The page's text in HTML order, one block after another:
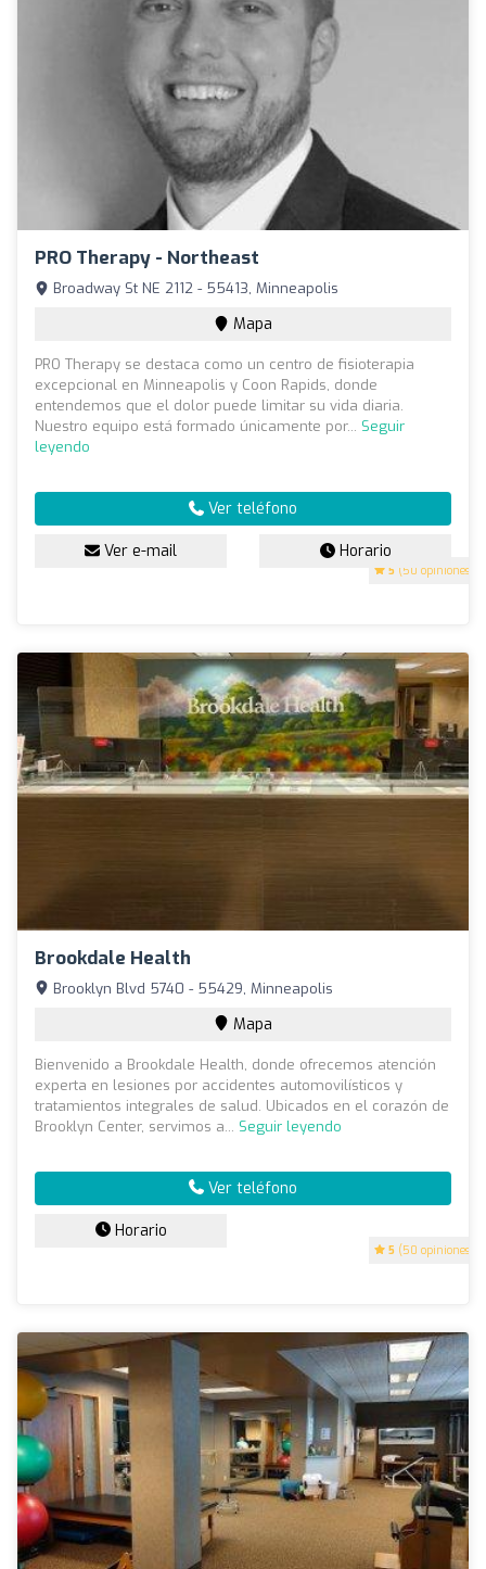
PRO Therapy - Northeast
5 (50 opiniones)
Broadway St NE 2112 - 55413, Minneapolis
Mapa
PRO Therapy se destaca como un centro de fisioterapia
excepcional en Minneapolis y Coon Rapids, donde
entendemos que el dolor puede limitar su vida diaria.
Nuestro equipo está formado únicamente por... Seguir
leyendo
Ver teléfono
Ver e-mail Horario
Brookdale Health
5 (50 opiniones)
Brooklyn Blvd 5740 - 55429, Minneapolis
Mapa
Bienvenido a Brookdale Health, donde ofrecemos atención
experta en lesiones por accidentes automovilísticos y
tratamientos integrales de salud. Ubicados en el corazón de
Brooklyn Center, servimos a... Seguir leyendo
Ver teléfono
Horario